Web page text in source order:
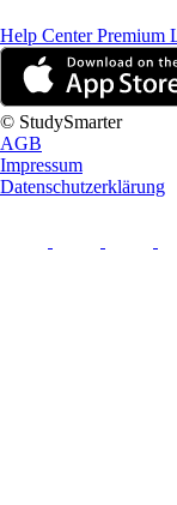
Help CenterPremium
© StudySmarter
AGB
Impressum
Datenschutzerklärung